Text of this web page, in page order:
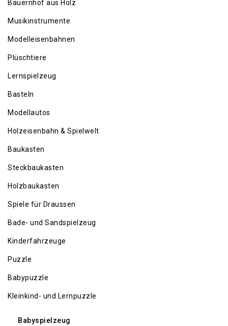
Bauernhof aus Holz
Musikinstrumente
Modelleisenbahnen
Plüschtiere
Lernspielzeug
Basteln
Modellautos
Holzeisenbahn & Spielwelt
Baukasten
Steckbaukasten
Holzbaukasten
Spiele für Draussen
Bade- und Sandspielzeug
Kinderfahrzeuge
Puzzle
Babypuzzle
Kleinkind- und Lernpuzzle
Babyspielzeug